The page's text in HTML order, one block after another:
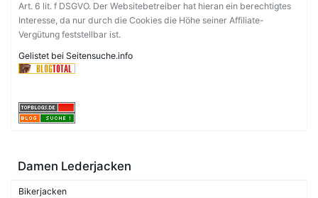
Art. 6 lit. f DSGVO. Der Websitebetreiber hat hieran ein berechtigtes
Interesse, da nur durch die Cookies die Höhe seiner Affiliate-
Vergütung feststellbar ist.
Gelistet bei Seitensuche.info
Damen Lederjacken
Bikerjacken